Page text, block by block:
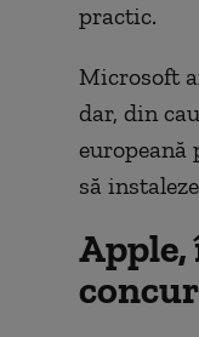
practic.
Microsoft
dar, din
să
Apple,